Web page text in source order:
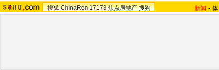
搜狐 ChinaRen 17173 焦点房地产 搜狗 新闻 -